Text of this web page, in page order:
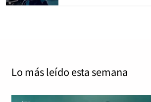
Lo más leído esta semana